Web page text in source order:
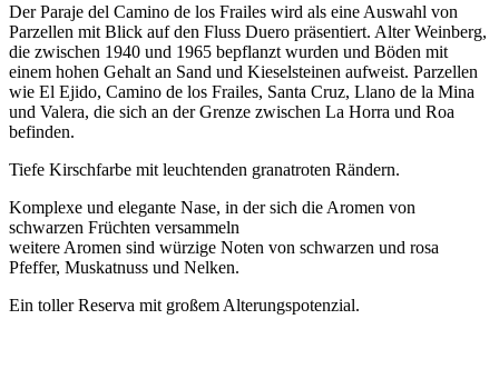
Der Paraje del Camino de los Frailes wird als eine Auswahl von
Parzellen mit Blick auf den Fluss Duero präsentiert. Alter Weinberg,
die zwischen 1940 und 1965 bepflanzt wurden und Böden mit
einem hohen Gehalt an Sand und Kieselsteinen aufweist. Parzellen
wie El Ejido, Camino de los Frailes, Santa Cruz, Llano de la Mina
und Valera, die sich an der Grenze zwischen La Horra und Roa
befinden.
Tiefe Kirschfarbe mit leuchtenden granatroten Rändern.
Komplexe und elegante Nase, in der sich die Aromen von
schwarzen Früchten versammeln
weitere Aromen sind würzige Noten von schwarzen und rosa
Pfeffer, Muskatnuss und Nelken.
Ein toller Reserva mit großem Alterungspotenzial.